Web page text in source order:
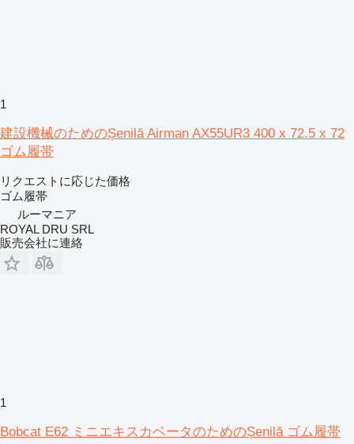
1
建設機械のためのȘenilă Airman AX55UR3 400 x 72.5 x 72
ゴム履帯
リクエストに応じた価格
ゴム履帯
ルーマニア
ROYAL DRU SRL
販売会社に連絡
1
Bobcat E62 ミニエキスカベータのためのȘenilă ゴム履帯